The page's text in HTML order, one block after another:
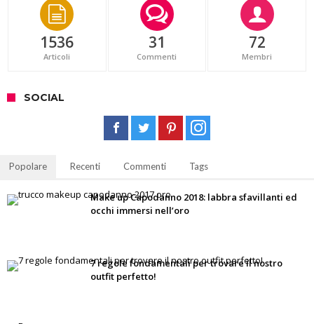
1536
Articoli
31
Commenti
72
Membri
SOCIAL
Popolare Recenti Commenti Tags
Make up Capodanno 2018: labbra sfavillanti ed
occhi immersi nell’oro
7 regole fondamentali per trovare il nostro
outfit perfetto!